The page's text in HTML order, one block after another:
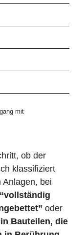
mit
ob der
klassifiziert
Anlagen, bei
“vollständig
oder
Bauteilen, die